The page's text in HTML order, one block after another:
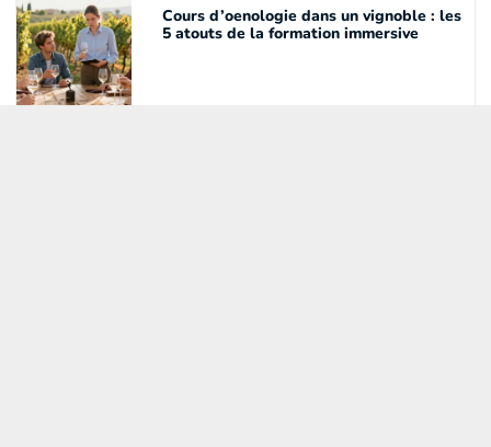
Cours d’oenologie dans un vignoble : les
5 atouts de la formation immersive